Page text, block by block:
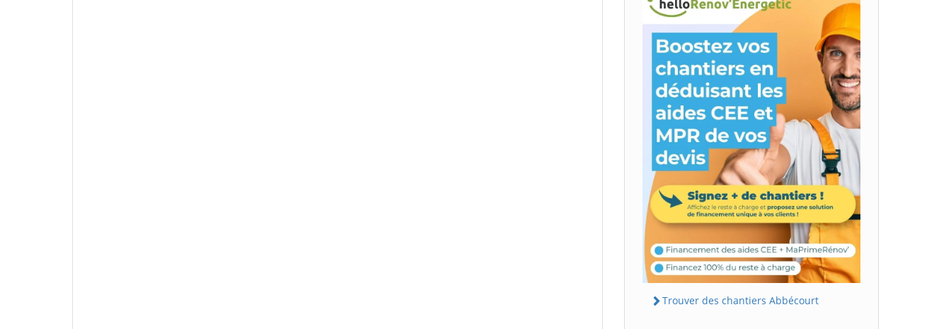
Trouver des chantiers Abbécourt